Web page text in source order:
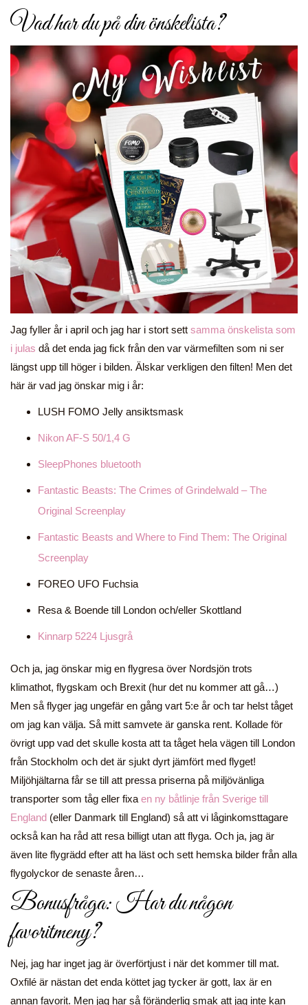
Vad har du på din önskelista?
Jag fyller år i april och jag har i stort sett samma önskelista som
i julas då det enda jag fick från den var värmefilten som ni ser
längst upp till höger i bilden. Älskar verkligen den filten! Men det
här är vad jag önskar mig i år:
LUSH FOMO Jelly ansiktsmask
Nikon AF-S 50/1,4 G
SleepPhones bluetooth
Fantastic Beasts: The Crimes of Grindelwald – The
Original Screenplay
Fantastic Beasts and Where to Find Them: The Original
Screenplay
FOREO UFO Fuchsia
Resa & Boende till London och/eller Skottland
Kinnarp 5224 Ljusgrå
Och ja, jag önskar mig en flygresa över Nordsjön trots
klimathot, flygskam och Brexit (hur det nu kommer att gå…)
Men så flyger jag ungefär en gång vart 5:e år och tar helst tåget
om jag kan välja. Så mitt samvete är ganska rent. Kollade för
övrigt upp vad det skulle kosta att ta tåget hela vägen till London
från Stockholm och det är sjukt dyrt jämfört med flyget!
Miljöhjältarna får se till att pressa priserna på miljövänliga
transporter som tåg eller fixa en ny båtlinje från Sverige till
England (eller Danmark till England) så att vi låginkomsttagare
också kan ha råd att resa billigt utan att flyga. Och ja, jag är
även lite flygrädd efter att ha läst och sett hemska bilder från alla
flygolyckor de senaste åren…
Bonusfråga: Har du någon
favoritmeny?
Nej, jag har inget jag är överförtjust i när det kommer till mat.
Oxfilé är nästan det enda köttet jag tycker är gott, lax är en
annan favorit. Men jag har så föränderlig smak att jag inte kan